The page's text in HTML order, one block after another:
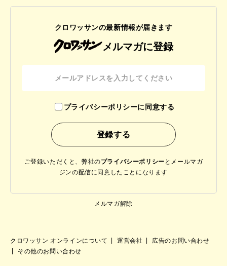
クロワッサンの最新情報が届きます
メルマガに登録
プライバシーポリシーに同意する
ご登録いただくと、弊社のプライバシーポリシー と メールマガ
ジンの配信に同意したことになります
メルマガ解除
クロワッサン オンラインについて 運営会社
広告のお問い合わせ
その他のお問い合わせ